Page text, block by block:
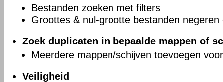
Bestanden zoeken met filters
Groottes & nul-grootte bestanden negeren
Zoek duplicaten in bepaalde mappen of
Meerdere mappen/schijven toevoegen
Veiligheid